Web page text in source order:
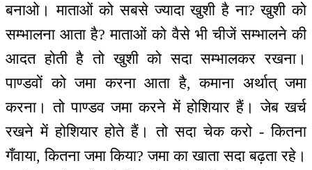
बनाओ। माताओं को सबसे ज्यादा खुशी है ना? खुशी को
सम्भालना आता है? माताओं को वैसे भी चीजें सम्भालने की
आदत होती है तो खुशी को सदा सम्भालकर रखना।
पाण्डवों को जमा करना आता है, कमाना अर्थात् जमा
करना। तो पाण्डव जमा करने में होशियार हैं। जेब खर्च
रखने में होशियार होते हैं। तो सदा चेक करो - कितना
गँवाया, कितना जमा किया? जमा का खाता सदा बढ़ता रहे।